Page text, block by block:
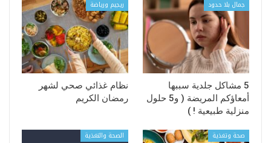
جمال بلا حدود
5 مشاكل جلدية سببها
أمعاؤكم المريضة ( و5 حلول
منزلية طبيعية ! )
ريجيم ورياضة
نظام غذائي صحي لشهر
رمضان الكريم
صحة وتغذية الصحة والتغذية